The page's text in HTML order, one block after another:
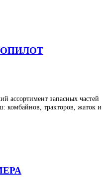
ассортимент запасных частей
комбайнов, тракторов, жаток и